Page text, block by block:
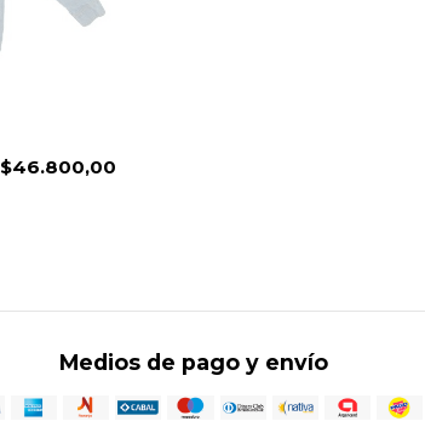
$46.800,00
Medios de pago y envío